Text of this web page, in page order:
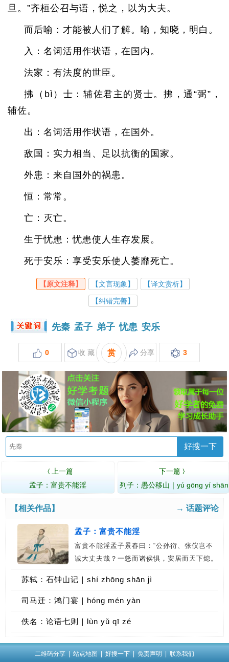
旦。”齐桓公召与语，悦之，以为大夫。
而后喻：才能被人们了解。喻，知晓，明白。
入：名词活用作状语，在国内。
法家：有法度的世臣。
拂（bì）士：辅佐君主的贤士。拂，通“弼”，
辅佐。
出：名词活用作状语，在国外。
敌国：实力相当、足以抗衡的国家。
外患：来自国外的祸患。
恒：常常。
亡：灭亡。
生于忧患：忧患使人生存发展。
死于安乐：享受安乐使人萎靡死亡。
【原文注释】 【文言现象】 【译文赏析】
【纠错完善】
先秦 孟子 弟子 忧患 安乐
0 收 藏 赏 分享 3
好搜一下
〈
上一篇
孟子：富贵不能淫
下一篇 〉
列子：愚公移山｜yú gōng yí shān
【相关作品】 → 话题评论
孟子：富贵不能淫
富贵不能淫孟子景春曰：“公孙衍、张仪岂不
诚大丈夫哉？一怒而诸侯惧，安居而天下熄。
苏轼：石钟山记｜shí zhōng shān jì
司马迁：鸿门宴｜hóng mén yàn
佚名：论语七则｜lùn yǔ qī zé
二维码分享 站点地图 好搜一下 免责声明 联系我们